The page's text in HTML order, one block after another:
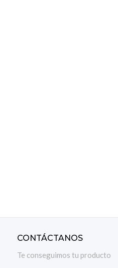
CONTÁCTANOS
Te conseguimos tu producto